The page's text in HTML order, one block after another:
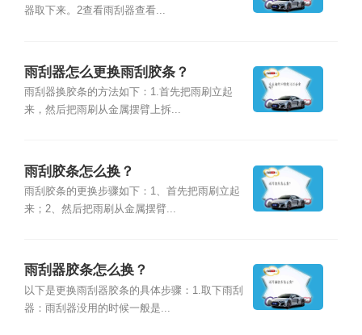
器取下来。2查看雨刮器查看...
雨刮器怎么更换雨刮胶条？
雨刮器换胶条的方法如下：1.首先把雨刷立起
来，然后把雨刷从金属摆臂上拆...
雨刮胶条怎么换？
雨刮胶条的更换步骤如下：1、首先把雨刷立起
来；2、然后把雨刷从金属摆臂...
雨刮器胶条怎么换？
以下是更换雨刮器胶条的具体步骤：1.取下雨刮
器：雨刮器没用的时候一般是...